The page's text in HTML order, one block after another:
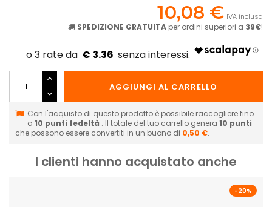
10,08 € IVA inclusa
SPEDIZIONE GRATUITA per ordini superiori a 39€!
€ 3.36
AGGIUNGI AL CARRELLO
Con l'acquisto di questo prodotto è possibile raccogliere fino
a 10 punti fedeltà . Il totale del tuo carrello genera 10 punti
che possono essere convertiti in un buono di 0,50 €.
I clienti hanno acquistato anche
-20%